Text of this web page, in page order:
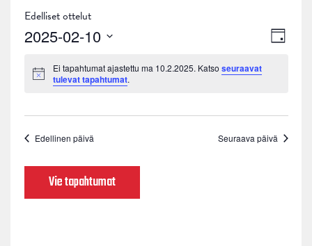
Edelliset ottelut
Päivä
2025-02-10
päivä.
Notice
Ei tapahtumat ajastettu ma 10.2.2025. Katso seuraavat
tulevat tapahtumat.
Edellinen päivä Seuraava päivä
Vie tapahtumat